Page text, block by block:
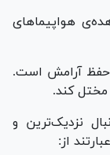
هواپیما‌های
حفظ آرامش است.
کند.
نزدیک‌ترین و
از: